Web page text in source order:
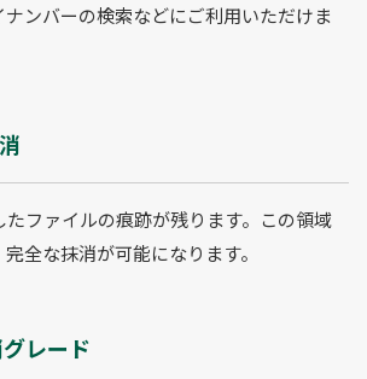
ナンバーの検索などにご利用いただけま
ファイルの痕跡が残ります。この領域
全な抹消が可能になります。
レード